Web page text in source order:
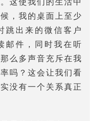
，我的桌面上至少
跳出来的微信客户
件，同时我在听
么多声音充斥在我
吗？这会让我们看
没有一个关系真正